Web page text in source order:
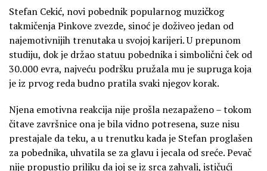
Stefan Cekić, novi pobednik popularnog muzičkog
takmičenja Pinkove zvezde, sinoć je doživeo jedan od
najemotivnijih trenutaka u svojoj karijeri. U prepunom
studiju, dok je držao statuu pobednika i simbolični ček od
30.000 evra, najveću podršku pružala mu je supruga koja
je iz prvog reda budno pratila svaki njegov korak.
Njena emotivna reakcija nije prošla nezapaženo – tokom
čitave završnice ona je bila vidno potresena, suze nisu
prestajale da teku, a u trenutku kada je Stefan proglašen
za pobednika, uhvatila se za glavu i jecala od sreće. Pevač
nije propustio priliku da joj se iz srca zahvali, ističući